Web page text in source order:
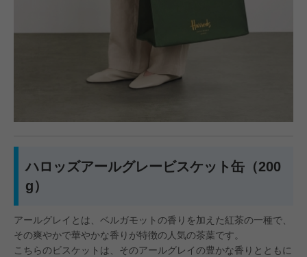
ハロッズアールグレービスケット缶（200
g）
アールグレイとは、ベルガモットの香りを加えた紅茶の一種で、
その爽やかで華やかな香りが特徴の人気の茶葉です。
こちらのビスケットは、そのアールグレイの豊かな香りとともに